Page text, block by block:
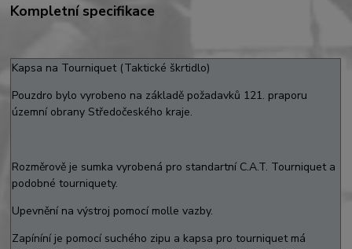
Kompletní specifikace
Kapsa na Tourniquet (Taktické škrtidlo)
Pouzdro bylo vyrobeno na základě požadavků 121. praporu
územní obrany Středočeského kraje.
Rozměrově je sumka vyrobená pro standartní C.A.T. Tourniquet a
podobné tourniquety.
Upevnění na výstroj pomocí molle vazby.
Zapíníní je pomocí suchého zipu a kapsa pro tourniquet má